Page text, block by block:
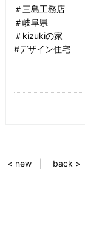
＃三島工務店
＃岐阜県
＃kizukiの家
#デザイン住宅
< new back >